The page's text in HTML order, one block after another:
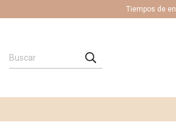
Tiempos de